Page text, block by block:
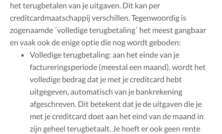
het terugbetalen van je uitgaven. Dit kan per
creditcardmaatschappij verschillen. Tegenwoordig is
zogenaamde ´volledige terugbetaling´ het meest gangbaar
en vaak ook de enige optie die nog wordt geboden:
Volledige terugbetaling: aan het einde van je
factureringsperiode (meestal een maand), wordt het
volledige bedrag dat je met je creditcard hebt
uitgegeven, automatisch van je bankrekening
afgeschreven. Dit betekent dat je de uitgaven die je
met je creditcard doet aan het eind van de maand in
zijn geheel terugbetaalt. Je hoeft er ook geen rente